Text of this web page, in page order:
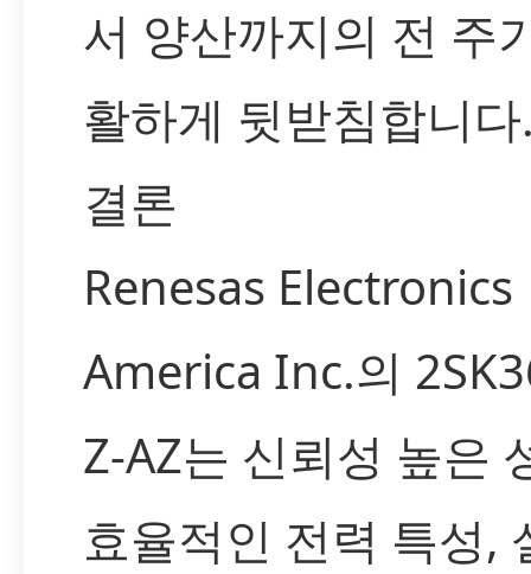
서 양산까지의 전 주
활하게 뒷받침합니
결론
Renesas Electronics
America Inc.의
Z-AZ는 신뢰성 높은
효율적인 전력 특성,